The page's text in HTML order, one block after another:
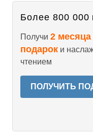
Более 800 000
Получи 2
подарок и
чтением
ПОЛУЧИТЬ